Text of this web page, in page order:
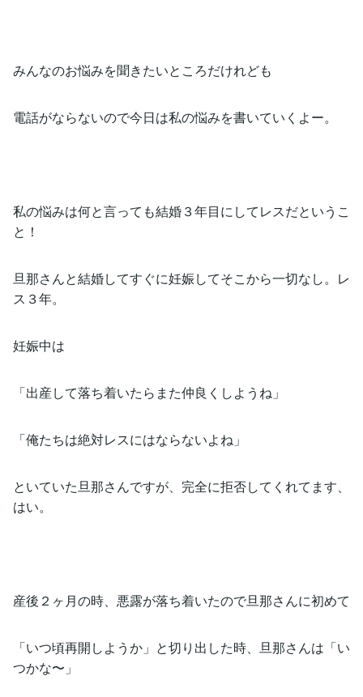
みんなのお悩みを聞きたいところだけれども
電話がならないので今日は私の悩みを書いていくよー。
私の悩みは何と言っても結婚３年目にしてレスだというこ
と！
旦那さんと結婚してすぐに妊娠してそこから一切なし。レ
ス３年。
妊娠中は
「出産して落ち着いたらまた仲良くしようね」
「俺たちは絶対レスにはならないよね」
といていた旦那さんですが、完全に拒否してくれてます、
はい。
産後２ヶ月の時、悪露が落ち着いたので旦那さんに初めて
「いつ頃再開しようか」と切り出した時、旦那さんは「い
つかな〜」